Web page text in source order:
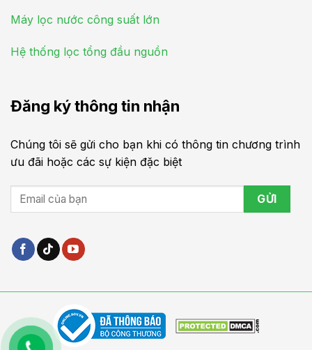
Máy lọc nước công suất lớn
Hệ thống lọc tổng đầu nguồn
Đăng ký thông tin nhận
Chúng tôi sẽ gửi cho bạn khi có thông tin chương trình
ưu đãi hoặc các sự kiện đặc biệt